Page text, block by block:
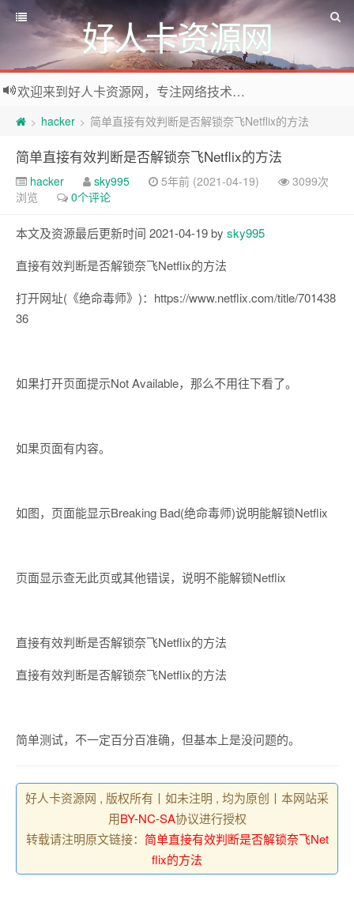
好人卡资源网
欢迎来到好人卡资源网，专注网络技术资源收集，我们不仅是网络资源的搬运工，也生产原创资源。寻找资源请留言或关注公众号:烈日下的男人
> hacker > 简单直接有效判断是否解锁奈飞Netflix的方法
简单直接有效判断是否解锁奈飞Netflix的方法
hacker sky995 5年前 (2021-04-19)
3099次
浏览
0个评论
本文及资源最后更新时间 2021-04-19 by sky995
直接有效判断是否解锁奈飞Netflix的方法
打开网址(《绝命毒师》)：https://www.netflix.com/title/701438
36
如果打开页面提示Not Available，那么不用往下看了。
如果页面有内容。
如图，页面能显示Breaking Bad(绝命毒师)说明能解锁Netflix
页面显示查无此页或其他错误，说明不能解锁Netflix
直接有效判断是否解锁奈飞Netflix的方法
直接有效判断是否解锁奈飞Netflix的方法
简单测试，不一定百分百准确，但基本上是没问题的。
好人卡资源网 , 版权所有丨如未注明 , 均为原创丨本网站采
用BY-NC-SA协议进行授权
转载请注明原文链接： 简单直接有效判断是否解锁奈飞Net
flix的方法